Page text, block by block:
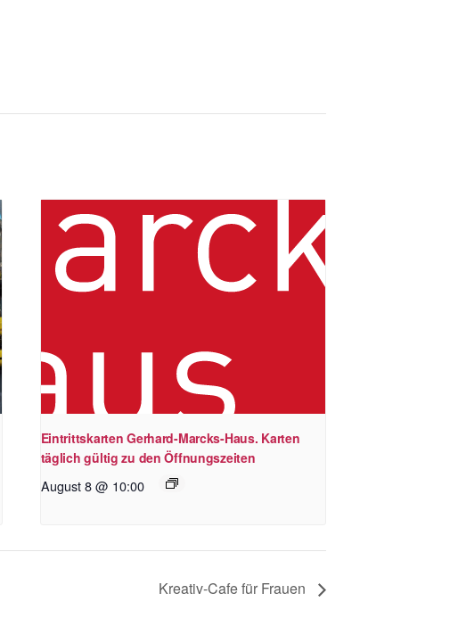
Eintrittskarten Gerhard-Marcks-Haus. Karten
täglich gültig zu den Öffnungszeiten
August 8 @ 10:00
Kreativ-Cafe für Frauen